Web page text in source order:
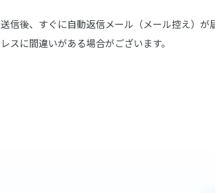
送信後、すぐに自動返信メール（メール控え）
レスに間違いがある場合がございます。